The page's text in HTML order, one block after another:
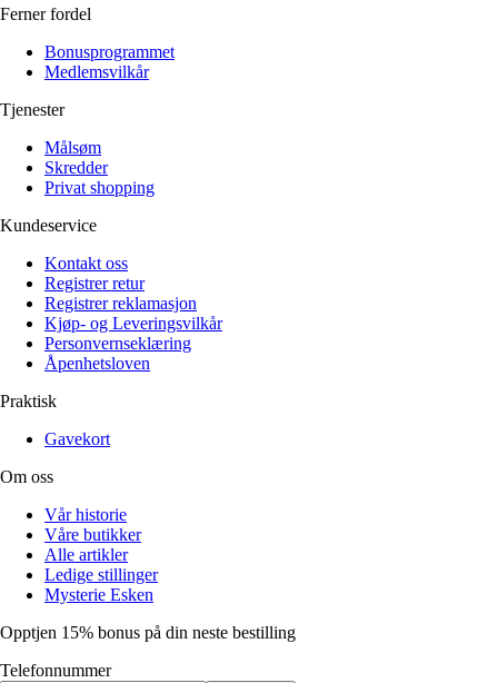
Ferner fordel
Bonusprogrammet
Medlemsvilkår
Tjenester
Målsøm
Skredder
Privat shopping
Kundeservice
Kontakt oss
Registrer retur
Registrer reklamasjon
Kjøp- og Leveringsvilkår
Personvernseklæring
Åpenhetsloven
Praktisk
Gavekort
Om oss
Vår historie
Våre butikker
Alle artikler
Ledige stillinger
Mysterie Esken
Opptjen 15% bonus på din neste bestilling
Telefonnummer